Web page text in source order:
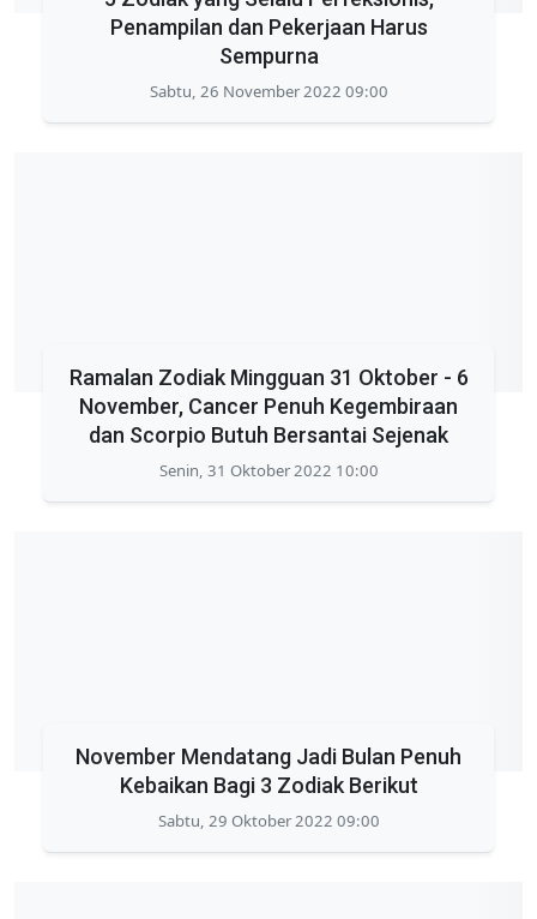
Penampilan dan Pekerjaan Harus
Sempurna
Sabtu, 26 November 2022 09:00
Ramalan Zodiak Mingguan 31 Oktober - 6
November, Cancer Penuh Kegembiraan
dan Scorpio Butuh Bersantai Sejenak
Senin, 31 Oktober 2022 10:00
November Mendatang Jadi Bulan Penuh
Kebaikan Bagi 3 Zodiak Berikut
Sabtu, 29 Oktober 2022 09:00